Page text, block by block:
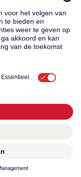
Imprint